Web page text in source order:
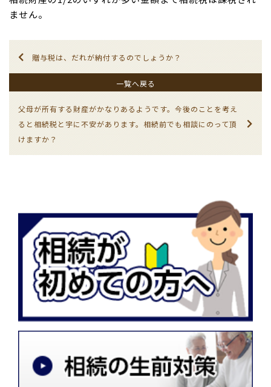
ません。
贈与税は、だれが納付するのでしょうか？
一覧へ戻る
父母が所有する財産がかなりあるようです。今後のことを考え
ると相続税と宇に不安があります。相続前でも相談にのって頂
けますか？